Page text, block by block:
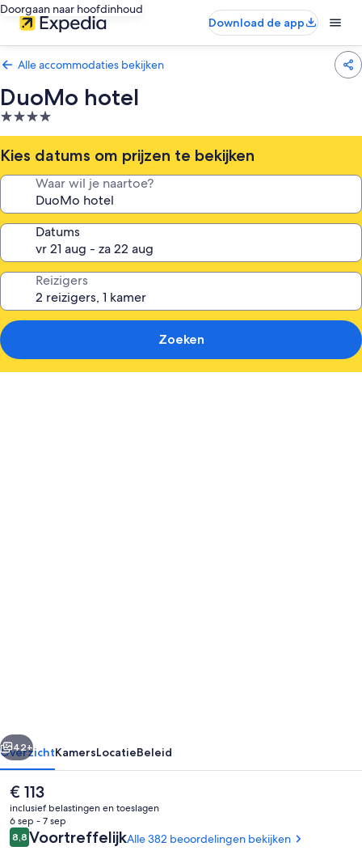
Doorgaan naar hoofdinhoud
Download de app
Alle accommodaties bekijken
DuoMo hotel
4.0-
sterrenaccommodatie
Kies datums om prijzen te bekijken
Waar wil je naartoe?
Datums
Reizigers
Zoeken
Volgende
42+
OverzichtKamersLocatieBeleid
De
huidige
prijs
is
€ 113
€ 113
inclusief belastingen en toeslagen
6 sep - 7 sep
Beoordelingen
8,88,8 op 10 –
VoortreffelijkAlle 382 beoordelingen bekijken